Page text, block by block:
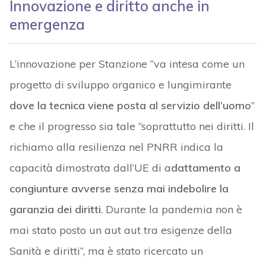
Innovazione e diritto anche in
emergenza
L’innovazione per Stanzione “va intesa come un
progetto di sviluppo organico e lungimirante
dove la tecnica viene posta al servizio dell’uomo”
e che il progresso sia tale “soprattutto nei diritti. Il
richiamo alla resilienza nel PNRR indica la
capacità dimostrata dall’UE di adattamento a
congiunture avverse senza mai indebolire la
garanzia dei diritti. Durante la pandemia non è
mai stato posto un aut aut tra esigenze della
Sanità e diritti”, ma è stato ricercato un